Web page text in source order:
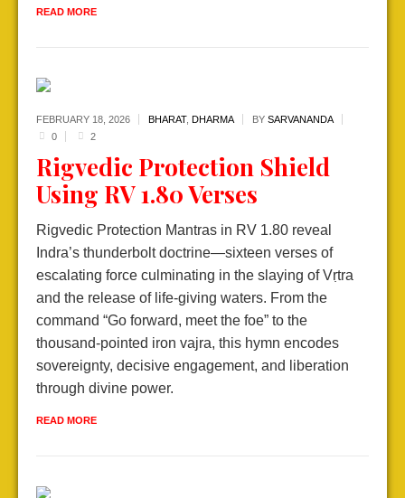
READ MORE
FEBRUARY 18, 2026 BHARAT, DHARMA BY SARVANANDA
0
2
Rigvedic Protection Shield
Using RV 1.80 Verses
Rigvedic Protection Mantras in RV 1.80 reveal
Indra’s thunderbolt doctrine—sixteen verses of
escalating force culminating in the slaying of Vṛtra
and the release of life-giving waters. From the
command “Go forward, meet the foe” to the
thousand-pointed iron vajra, this hymn encodes
sovereignty, decisive engagement, and liberation
through divine power.
READ MORE